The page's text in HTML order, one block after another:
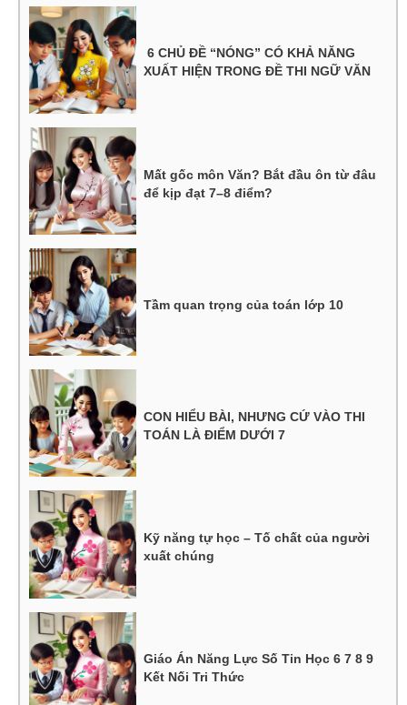
6 CHỦ ĐỀ “NÓNG” CÓ KHẢ NĂNG
XUẤT HIỆN TRONG ĐỀ THI NGỮ VĂN
Mất gốc môn Văn? Bắt đầu ôn từ đâu
để kịp đạt 7–8 điểm?
Tầm quan trọng của toán lớp 10
CON HIỂU BÀI, NHƯNG CỨ VÀO THI
TOÁN LÀ ĐIỂM DƯỚI 7
Kỹ năng tự học – Tố chất của người
xuất chúng
Giáo Án Năng Lực Số Tin Học 6 7 8 9
Kết Nối Tri Thức